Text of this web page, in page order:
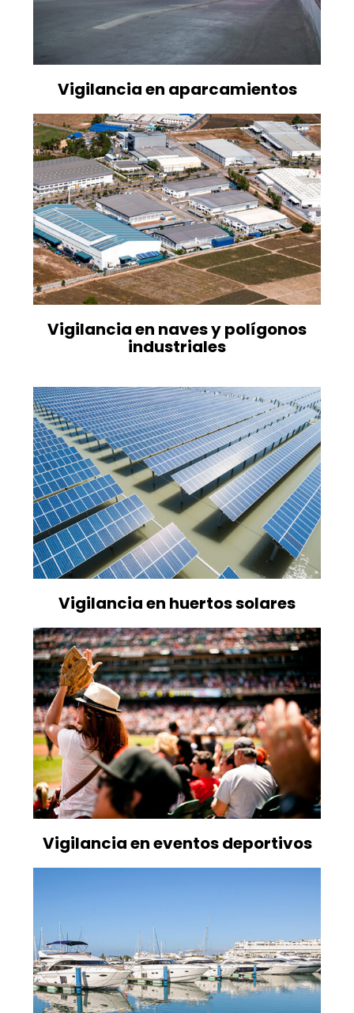
Vigilancia en aparcamientos
Vigilancia en naves y polígonos
industriales
Vigilancia en huertos solares
Vigilancia en eventos deportivos